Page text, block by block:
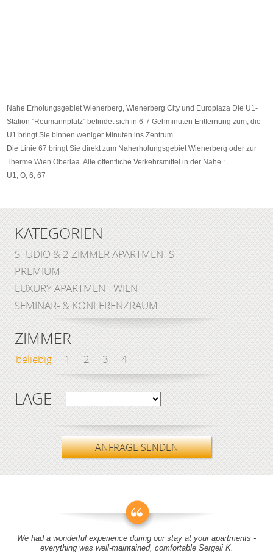
Nahe Erholungsgebiet Wienerberg, Wienerberg City und Europlaza Die U1-
Station "Reumannplatz" befindet sich in 6-7 Gehminuten Entfernung zum, die
U1 bringt Sie binnen weniger Minuten ins Zentrum.
Die Linie 67 bringt Sie direkt zum Naherholungsgebiet Wienerberg oder zur
Therme Wien Oberlaa. Alle öffentliche Verkehrsmittel in der Nähe :
U1, O, 6, 67
KATEGORIEN
STUDIO & 2 ZIMMER APARTMENTS
PREMIUM
LUXURY APARTMENT WIEN
SEMINAR- & KONFERENZRAUM
ZIMMER
beliebig 1 2 3 4
LAGE
ANFRAGE SENDEN
We had a wonderful experience during our stay at your apartments -
everything was well-maintained, comfortable Sergeii K.